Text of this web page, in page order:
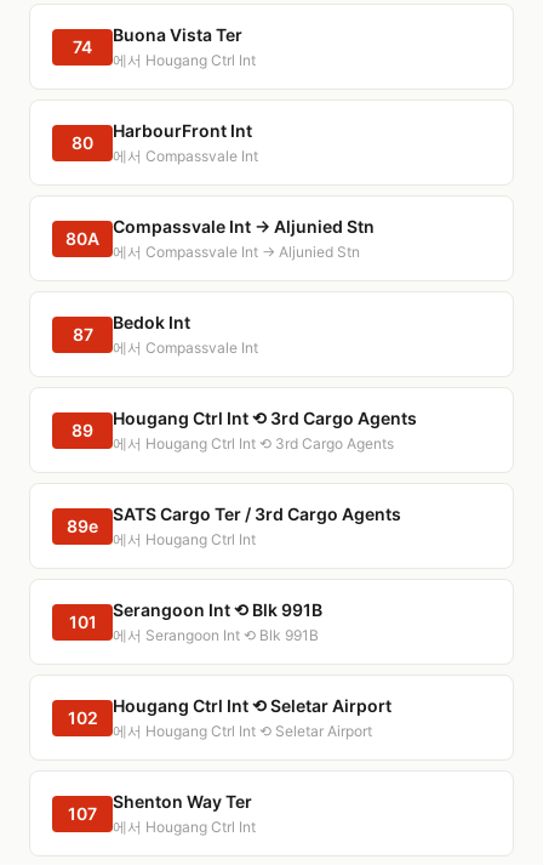
74
Buona Vista Ter
에서 Hougang Ctrl Int
80
HarbourFront Int
에서 Compassvale Int
80A
Compassvale Int → Aljunied Stn
에서 Compassvale Int → Aljunied Stn
87
Bedok Int
에서 Compassvale Int
89
Hougang Ctrl Int ⟲ 3rd Cargo Agents
에서 Hougang Ctrl Int ⟲ 3rd Cargo Agents
89e
SATS Cargo Ter / 3rd Cargo Agents
에서 Hougang Ctrl Int
101
Serangoon Int ⟲ Blk 991B
에서 Serangoon Int ⟲ Blk 991B
102
Hougang Ctrl Int ⟲ Seletar Airport
에서 Hougang Ctrl Int ⟲ Seletar Airport
107
Shenton Way Ter
에서 Hougang Ctrl Int